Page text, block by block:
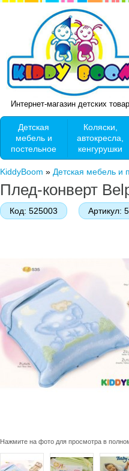
Интернет-магазин детских
Детская
мебель и
постельное
Коляски,
автокресла,
кенгурушки
KiddyBoom » Детская мебель и
Плед-конверт
Код: 525003 Артикул:
Нажмите на фото для просмотра в